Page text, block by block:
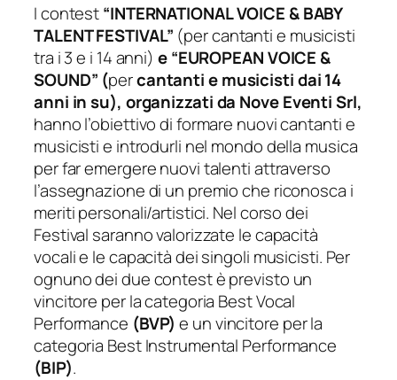
I contest“INTERNATIONAL VOICE & BABY
TALENT FESTIVAL” (per cantanti e musicisti
tra i 3 e i 14 anni) e “EUROPEAN VOICE &
SOUND” (percantanti e musicisti dai 14
anni in su), organizzati da Nove Eventi Srl,
hanno l’obiettivo di formare nuovi cantanti e
musicisti e introdurli nel mondo della musica
per far emergere nuovi talenti attraverso
l’assegnazione di un premio che riconosca i
meriti personali/artistici. Nel corso dei
Festival saranno valorizzate le capacità
vocali e le capacità dei singoli musicisti. Per
ognuno dei due contest è previsto un
vincitore per la categoria Best Vocal
Performance (BVP) e un vincitore per la
categoria Best Instrumental Performance
(BIP).